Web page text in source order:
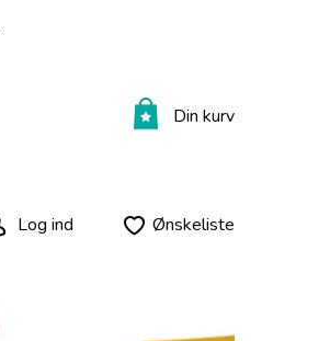
Din kurv
Log ind Ønskeliste